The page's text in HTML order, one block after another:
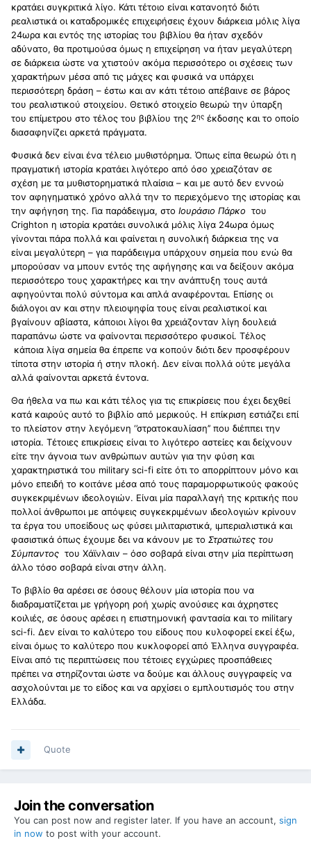
κρατάει συγκριτικά λίγο. Κάτι τέτοιο είναι κατανοητό διότι
ρεαλιστικά οι καταδρομικές επιχειρήσεις έχουν διάρκεια μόλις λίγα
24ωρα και εντός της ιστορίας του βιβλίου θα ήταν σχεδόν
αδύνατο, θα προτιμούσα όμως η επιχείρηση να ήταν μεγαλύτερη
σε διάρκεια ώστε να χτιστούν ακόμα περισσότερο οι σχέσεις των
χαρακτήρων μέσα από τις μάχες και φυσικά να υπάρχει
περισσότερη δράση – έστω και αν κάτι τέτοιο απέβαινε σε βάρος
του ρεαλιστικού στοιχείου. Θετικό στοιχείο θεωρώ την ύπαρξη
του επίμετρου στο τέλος του βιβλίου της 2ης έκδοσης και το οποίο
διασαφηνίζει αρκετά πράγματα.
Φυσικά δεν είναι ένα τέλειο μυθιστόρημα. Όπως είπα θεωρώ ότι η
πραγματική ιστορία κρατάει λιγότερο από όσο χρειαζόταν σε
σχέση με τα μυθιστορηματικά πλαίσια – και με αυτό δεν εννοώ
τον αφηγηματικό χρόνο αλλά την το περιεχόμενο της ιστορίας και
την αφήγηση της. Για παράδειγμα, στο Ιουράσιο Πάρκο του
Crighton η ιστορία κρατάει συνολικά μόλις λίγα 24ωρα όμως
γίνονται πάρα πολλά και φαίνεται η συνολική διάρκεια της να
είναι μεγαλύτερη – για παράδειγμα υπάρχουν σημεία που ενώ θα
μπορούσαν να μπουν εντός της αφήγησης και να δείξουν ακόμα
περισσότερο τους χαρακτήρες και την ανάπτυξη τους αυτά
αφηγούνται πολύ σύντομα και απλά αναφέρονται. Επίσης οι
διάλογοι αν και στην πλειοψηφία τους είναι ρεαλιστικοί και
βγαίνουν αβίαστα, κάποιοι λίγοι θα χρειάζονταν λίγη δουλειά
παραπάνω ώστε να φαίνονται περισσότερο φυσικοί. Τέλος
κάποια λίγα σημεία θα έπρεπε να κοπούν διότι δεν προσφέρουν
τίποτα στην ιστορία ή στην πλοκή. Δεν είναι πολλά ούτε μεγάλα
αλλά φαίνονται αρκετά έντονα.
Θα ήθελα να πω και κάτι τέλος για τις επικρίσεις που έχει δεχθεί
κατά καιρούς αυτό το βιβλίο από μερικούς. Η επίκριση εστιάζει επί
το πλείστον στην λεγόμενη ‘’στρατοκαυλίαση’’ που διέππει την
ιστορία. Τέτοιες επικρίσεις είναι το λιγότερο αστείες και δείχνουν
είτε την άγνοια των ανθρώπων αυτών για την φύση και
χαρακτηριστικά του military sci-fi είτε ότι το απορρίπτουν μόνο και
μόνο επειδή το κοιτάνε μέσα από τους παραμορφωτικούς φακούς
συγκεκριμένων ιδεολογιών. Είναι μία παραλλαγή της κριτικής που
πολλοί άνθρωποι με απόψεις συγκεκριμένων ιδεολογιών κρίνουν
τα έργα του υποείδους ως φύσει μιλιταριστικά, ιμπεριαλιστικά και
φασιστικά όπως έχουμε δει να κάνουν με το Στρατιώτες του
Σύμπαντος του Χάϊνλαιν – όσο σοβαρά είναι στην μία περίπτωση
άλλο τόσο σοβαρά είναι στην άλλη.
Το βιβλίο θα αρέσει σε όσους θέλουν μία ιστορία που να
διαδραματίζεται με γρήγορη ροή χωρίς ανούσιες και άχρηστες
κοιλιές, σε όσους αρέσει η επιστημονική φαντασία και το military
sci-fi. Δεν είναι το καλύτερο του είδους που κυλοφορεί εκεί έξω,
είναι όμως το καλύτερο που κυκλοφορεί από Έλληνα συγγραφέα.
Είναι από τις περιπτώσεις που τέτοιες εγχώριες προσπάθειες
πρέπει να στηρίζονται ώστε να δούμε και άλλους συγγραφείς να
ασχολούνται με το είδος και να αρχίσει ο εμπλουτισμός του στην
Ελλάδα.
Quote
Join the conversation
You can post now and register later. If you have an account, sign
in now to post with your account.